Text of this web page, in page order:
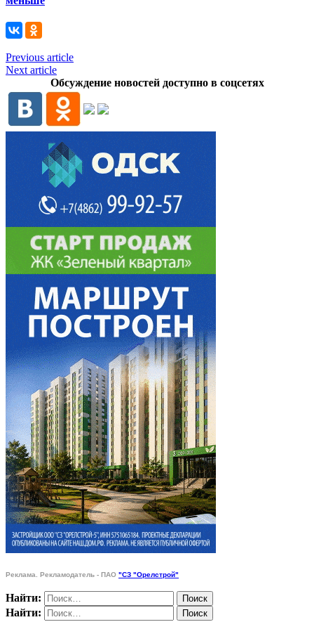
Previous article
Next article
Обсуждение новостей доступно в соцсетях
Реклама. Рекламодатель - ПАО "СЗ "Орелстрой"
Найти:
Найти: